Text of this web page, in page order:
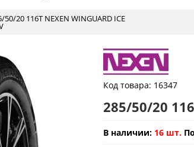
50/20 116T NEXEN WINGUARD ICE
Код товара: 16347
285/50/20
В наличии: 16 шт.